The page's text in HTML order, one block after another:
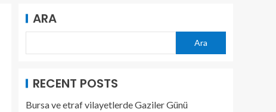
ARA
Ara
RECENT POSTS
Bursa ve etraf vilayetlerde Gaziler Günü